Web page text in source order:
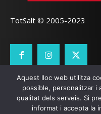
TotSalt © 2005-2023
CONTACTE TOTSALT
SEO LOCALI
Aquest lloc web utilitza
possible, personalitzar i
qualitat dels serveis. Si
informat i accepta la